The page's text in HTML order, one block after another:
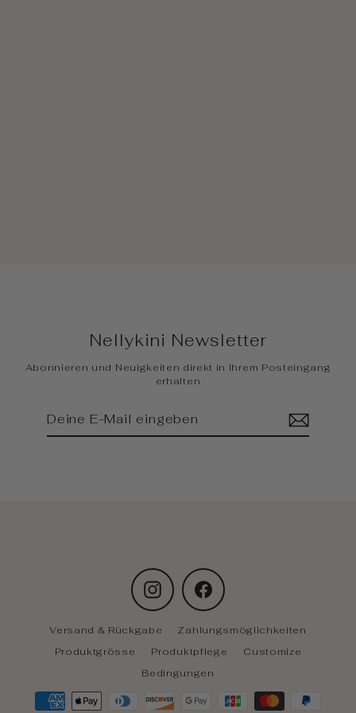
Nellykini Newsletter
Abonnieren und Neuigkeiten direkt in Ihrem Posteingang
erhalten
InstagramFacebook
Versand & Rückgabe
Zahlungsmöglichkeiten
Produktgrösse
Produktpflege
Customize
Bedingungen